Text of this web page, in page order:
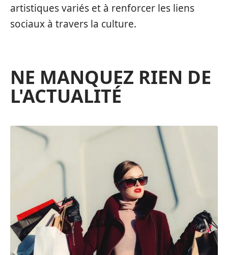
artistiques variés et à renforcer les liens
sociaux à travers la culture.
NE MANQUEZ RIEN DE
L'ACTUALITÉ